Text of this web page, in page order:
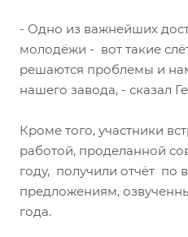
- Одно из важнейших
молодёжи - вот такие
решаются проблемы и
нашего завода, - сказал
Кроме того, участники
работой, проделанной
году, получили отчёт по
предложениям,
года.